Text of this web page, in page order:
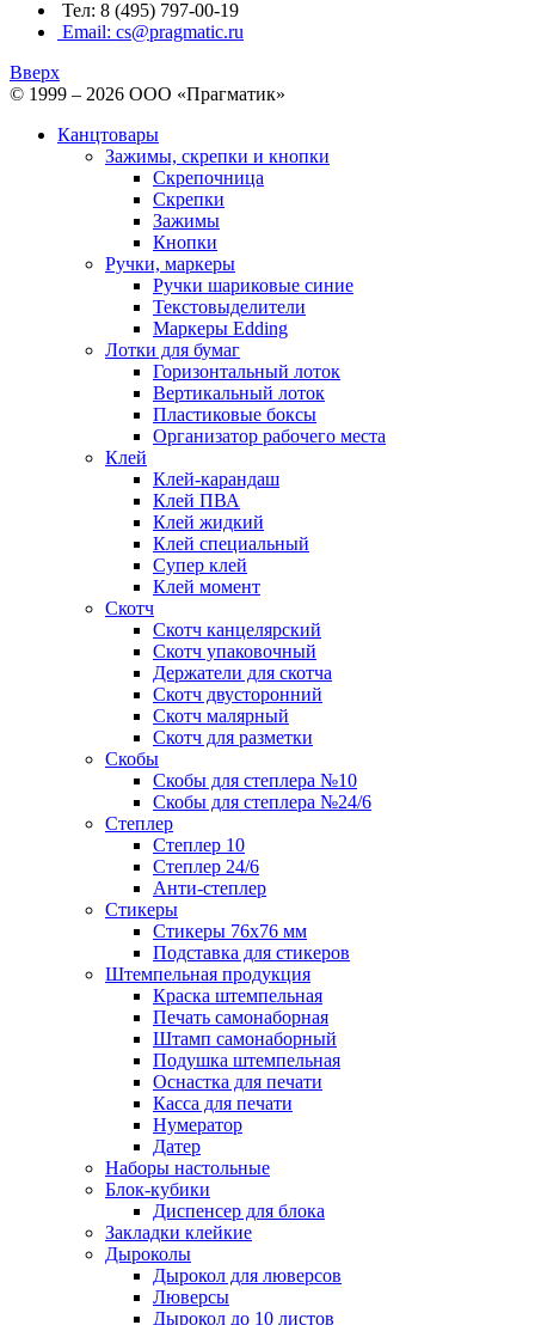
Тел: 8 (495) 797-00-19
Email: cs@pragmatic.ru
Вверх
© 1999 – 2026 ООО «Прагматик»
Канцтовары
Зажимы, скрепки и кнопки
Скрепочница
Скрепки
Зажимы
Кнопки
Ручки, маркеры
Ручки шариковые синие
Текстовыделители
Маркеры Edding
Лотки для бумаг
Горизонтальный лоток
Вертикальный лоток
Пластиковые боксы
Организатор рабочего места
Клей
Клей-карандаш
Клей ПВА
Клей жидкий
Клей специальный
Супер клей
Клей момент
Скотч
Скотч канцелярский
Скотч упаковочный
Держатели для скотча
Скотч двусторонний
Скотч малярный
Скотч для разметки
Скобы
Скобы для степлера №10
Скобы для степлера №24/6
Степлер
Степлер 10
Степлер 24/6
Анти-степлер
Стикеры
Стикеры 76x76 мм
Подставка для стикеров
Штемпельная продукция
Краска штемпельная
Печать самонаборная
Штамп самонаборный
Подушка штемпельная
Оснастка для печати
Касса для печати
Нумератор
Датер
Наборы настольные
Блок-кубики
Диспенсер для блока
Закладки клейкие
Дыроколы
Дырокол для люверсов
Люверсы
Дырокол до 10 листов